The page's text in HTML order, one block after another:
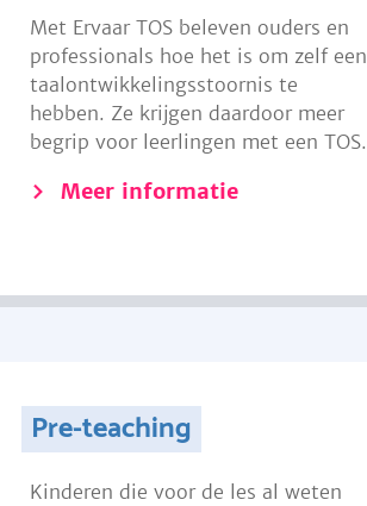
Met Ervaar TOS beleven ouders en
professionals hoe het is om zelf een
taalontwikkelingsstoornis te
hebben. Ze krijgen daardoor meer
begrip voor leerlingen met een TOS.
Meer informatie
Pre-teaching
Kinderen die voor de les al weten